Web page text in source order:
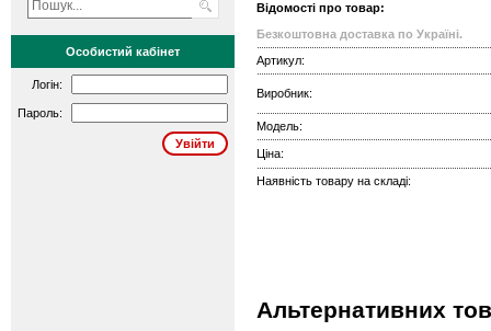
Особистий кабінет
Логін:
Пароль:
Відомості про товар:
Безкоштовна доставка по Україні.
Артикул:
Виробник:
Модель:
Ціна:
Наявність товару на складі:
Альтернативних